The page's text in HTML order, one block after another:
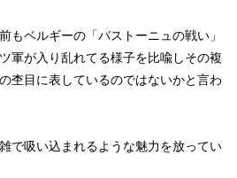
もベルギーの「バストーニュの戦い」
軍が入り乱れてる様子を比喩しその複
杢目に表しているのではないかと言わ
で吸い込まれるような魅力を放ってい